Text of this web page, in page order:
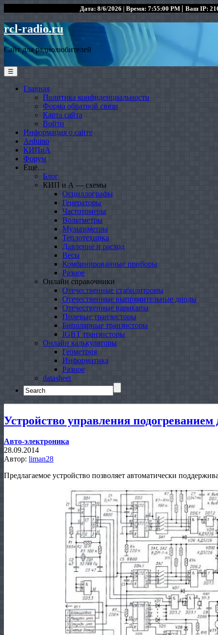
Дата: 8/6/2026 | Время: 7:55:00 PM | Ваш IP:
rcl-radio.ru
Сайт для радиолюбителей
☰
Главная
Политика конфиденциальности
Форма обратной связи
Карта сайта
Войти
Информация о сайте
Arduino
КИПиА
Форум
Ещё…
Блог
КИП и А — схемы
Осциллографы
Генераторы
Частотомеры
Вольтметры
Мультиметры
Теплотехника
Давление и расход
Весы
Комбинированные приборы
Разное
Онлайн справочники
Отечественные стабилитроны
Отечественные выпрямительные диоды
Отечественные варикапы
Полевые транзисторы
Биполярные транзисторы
IGBT транзисторы
Онлайн калькуляторы
Геометрия
Информатика
Разное
datasheet
Search
for:
Устройство управления подогреванием
Авто-электроника
28.09.2014
Автор: liman28
Предлагаемое устройство позволяет автоматически